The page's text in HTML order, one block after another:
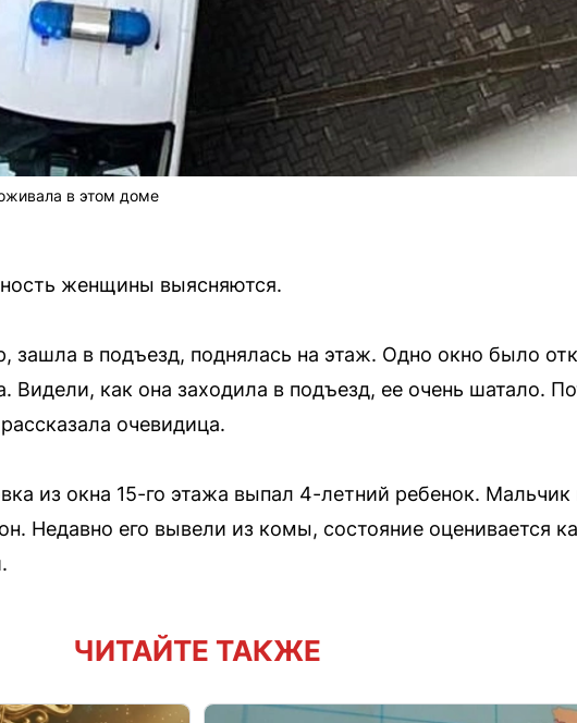
в этом доме
женщины выясняются.
зашла в подъезд, поднялась на этаж. Одно окно было
как она заходила в подъезд, ее очень шатало.
очевидица.
из окна 15-го этажа выпал 4-летний ребенок.
Недавно его вывели из комы, состояние оценивается
ЧИТАЙТЕ ТАКЖЕ